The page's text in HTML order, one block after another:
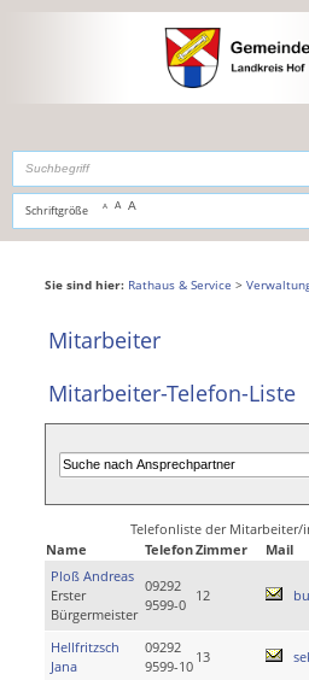
,zur Navigationoderzur Startseite
Schriftgröße A A A
Sie sind hier: Rathaus & Service >
Mitarbeiter
Mitarbeiter-Telefon-Liste
Telefonliste der
Name
TelefonZimmer
Mail
Ploß Andreas
Erster
Bürgermeister
09292
9599-0
12
Hellfritzsch
Jana
09292
9599-10
13